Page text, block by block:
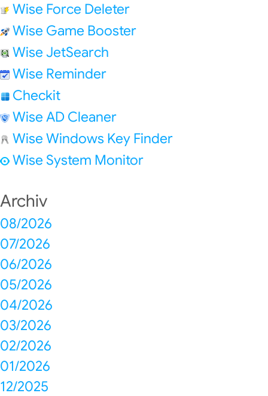
Wise Force Deleter
Wise Game Booster
Wise JetSearch
Wise Reminder
Checkit
Wise AD Cleaner
Wise Windows Key Finder
Wise System Monitor
Archiv
08/2026
07/2026
06/2026
05/2026
04/2026
03/2026
02/2026
01/2026
12/2025